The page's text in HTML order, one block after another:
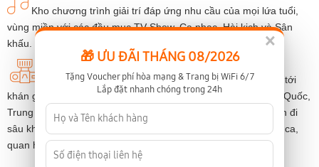
Kho chương trình giải trí đáp ứng nhu cầu của mọi lứa tuổi,
vùng miền với các đầu mục TV Show, Ca nhạc, Hài kịch và Sân
khấu.
Không chỉ theo kịp lịch phát của các nhà đài để mang tới
khán giả những chương trình truyền hình của Việt Nam, Hàn Quốc,
Trung Quốc, Âu –Mỹ mới lạ và hấp dẫn nhất, chuyên mục còn đi
sâu khai thác mảng nội dung truyền thống với cải lương, đờn ca,
quan họ và chèo.
×
🎁 ƯU ĐÃI THÁNG 08/2026
Tặng Voucher phí hòa mạng & Trang bị WiFi 6/7
Lắp đặt nhanh chóng trong 24h